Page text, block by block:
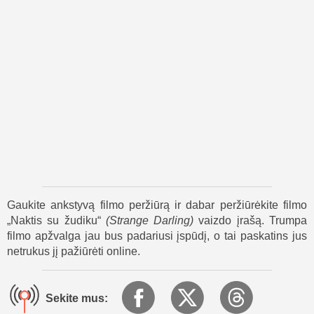
Yra net tylių scenų, kuriose Demonas kalba su ja,
atskleisdamas savo praeities fragmentus. Jis elgiasi su
žmogžudyste kaip su iškreiptu menu, bet Ponia nesuteikia
jam reikiamo dėmesio. Vietoj to, ji žaidžia jo išdidumu,
apgaudama jį tada, kai jis mažiausiai to tikisi.
Paskutinėje filmo „Naktis su žudiku“ dalyje dangus pradeda
šviesėti. Ponia stovi sužeista, bet stipri virš Demono kūno.
Gaukite ankstyvą filmo peržiūrą ir dabar peržiūrėkite filmo
„Naktis su žudiku“ (Strange Darling) vaizdo įrašą. Trumpa
filmo apžvalga jau bus padariusi įspūdį, o tai paskatins jus
netrukus jį pažiūrėti online.
Sekite mus: